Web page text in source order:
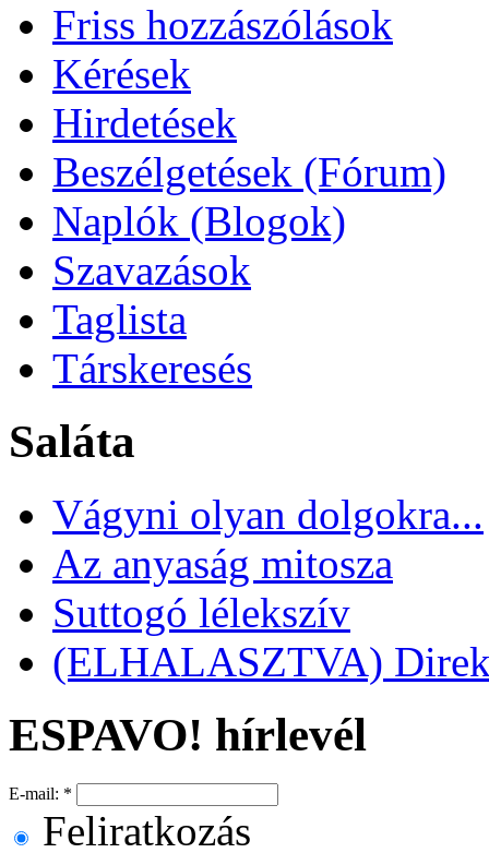
Friss hozzászólások
Kérések
Hirdetések
Beszélgetések (Fórum)
Naplók (Blogok)
Szavazások
Taglista
Társkeresés
Saláta
Vágyni olyan dolgokra...
Az anyaság mitosza
Suttogó lélekszív
(ELHALASZTVA)
ESPAVO! hírlevél
E-mail: *
Feliratkozás